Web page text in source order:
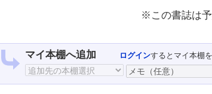
※この書誌は予
マイ本棚へ追加 ログインするとマイ本棚